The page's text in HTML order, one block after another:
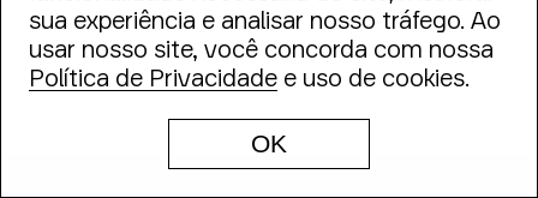
sua experiência e analisar nosso tráfego. Ao
usar nosso site, você concorda com nossa
Política de Privacidade e uso de cookies.
OK